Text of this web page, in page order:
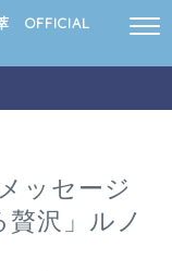
OFFICIAL
ッセージ
沢」ルノ